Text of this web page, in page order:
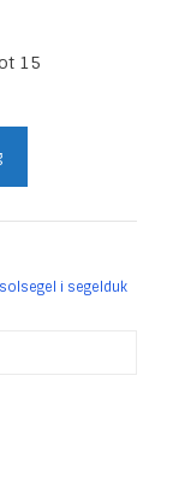
15
i segelduk